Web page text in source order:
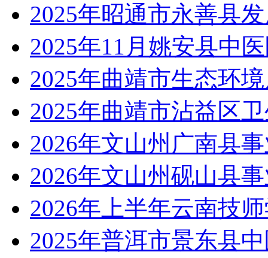
2025年昭通市永善县
2025年11月姚安县中
2025年曲靖市生态环
2025年曲靖市沾益区
2026年文山州广南县
2026年文山州砚山县
2026年上半年云南技
2025年普洱市景东县